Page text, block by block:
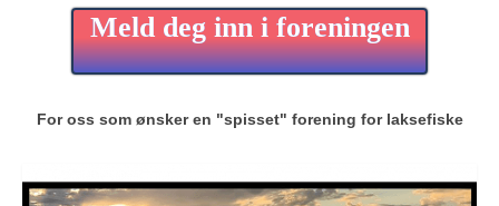
Meld deg inn i foreningen
For oss som ønsker en "spisset" forening for laksefiske